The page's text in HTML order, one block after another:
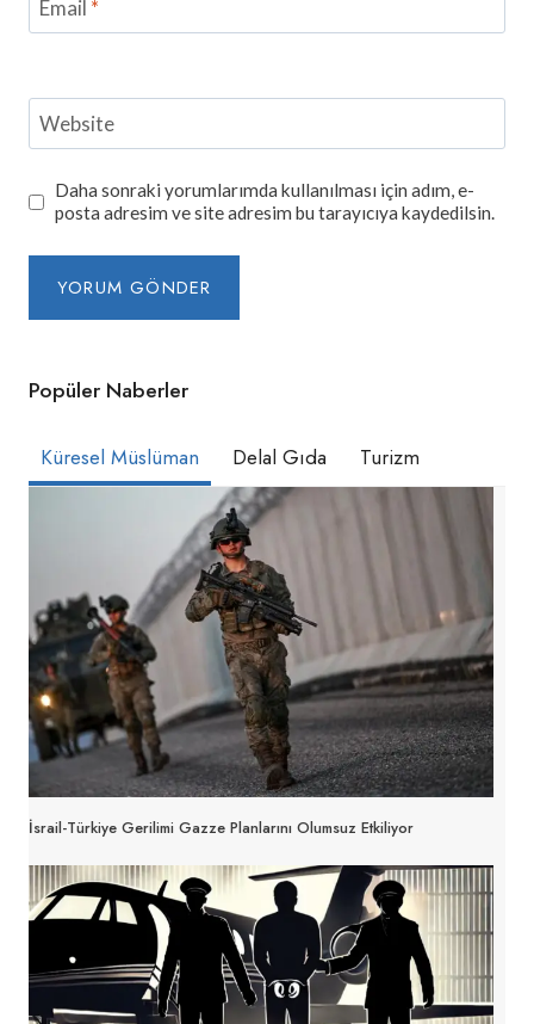
Email *
Website
Daha sonraki yorumlarımda kullanılması için adım, e-
posta adresim ve site adresim bu tarayıcıya kaydedilsin.
Popüler Naberler
Küresel Müslüman Delal Gıda Turizm
İsrail-Türkiye Gerilimi Gazze Planlarını Olumsuz Etkiliyor